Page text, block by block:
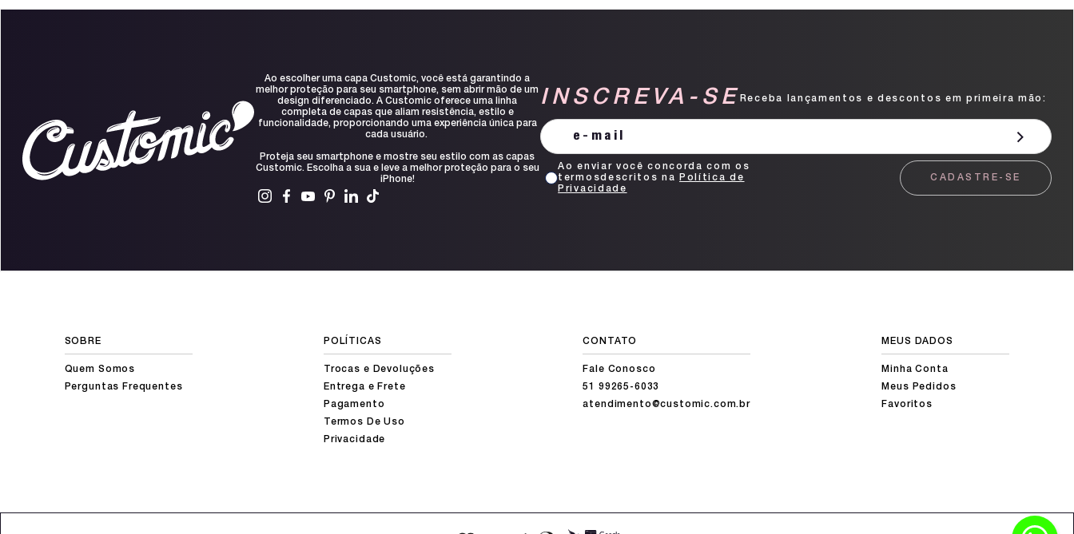
Ao escolher uma capa Customic, você está garantindo a
melhor proteção para seu smartphone, sem abrir mão de um
design diferenciado. A Customic oferece uma linha
completa de capas que aliam resistência, estilo e
funcionalidade, proporcionando uma experiência única para
cada usuário.
Proteja seu smartphone e mostre seu estilo com as capas
Customic. Escolha a sua e leve a melhor proteção para o seu
iPhone!
INSCREVA-SE Receba lançamentos e descontos em primeira mão:
CADASTRE-SE
Ao enviar você concorda com os
termosdescritos na
Política de
Privacidade
SOBRE
Quem Somos
Perguntas Frequentes
POLÍTICAS
Trocas e Devoluções
Entrega e Frete
Pagamento
Termos De Uso
Privacidade
CONTATO
Fale Conosco
51 99265-6033
atendimento@customic.com.br
MEUS DADOS
Minha Conta
Meus Pedidos
Favoritos